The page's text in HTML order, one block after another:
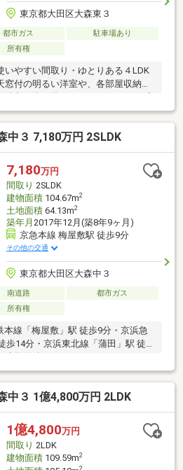
東京都大田区大森東３
都市ガス
駐車場あり
所有権
やすい間取り・ゆとりある４LDK
付の明るい洋室や、各部屋収納ス
町」駅徒歩8分の２階建・４LDK 是
ース有り（車種制限がございま
中３ 7,180万円 2SLDK
7,180万円
間取り 2SLDK
建物面積104.67m2
土地面積64.13m2
築年月 2017年12月(築8年9ヶ月)
京急本線 梅屋敷駅 徒歩9分
その他の交通
東京都大田区大森中３
南道路
都市ガス
所有権
本線「梅屋敷」駅 徒歩9分・京浜急
歩14分・京浜東北線「蒲田」駅 徒歩
帖のLDKで、家族でゆったり過ご
室2部屋あり・1階に8.7m2の車庫付
日の乗り降り◎・バルコニーが二
2か所あり
中３ 1億4,800万円 2LDK
1億4,800万円
間取り 2LDK
建物面積109.59m2
2